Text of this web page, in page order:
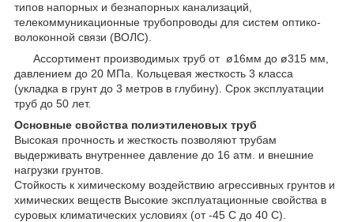
типов напорных и безнапорных канализаций,
телекоммуникационные трубопроводы для систем оптико-
волоконной связи (ВОЛС).
Ассортимент производимых труб от ø16мм до ø315 мм,
давлением до 20 МПа. Кольцевая жесткость 3 класса
(укладка в грунт до 3 метров в глубину). Срок эксплуатации
труб до 50 лет.
Основные свойства полиэтиленовых труб
Высокая прочность и жесткость позволяют трубам
выдерживать внутреннее давление до 16 атм. и внешние
нагрузки грунтов.
Стойкость к химическому воздействию агрессивных грунтов и
химических веществ Высокие эксплуатационные свойства в
суровых климатических условиях (от -45 С до 40 C).